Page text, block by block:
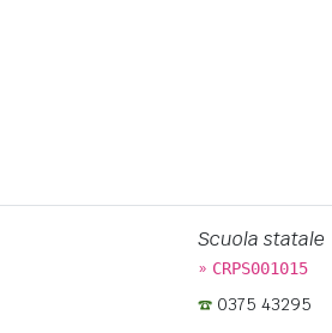
Scuola statale
» CRPS001015
0375 43295